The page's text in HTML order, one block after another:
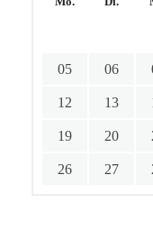
05 06
12 13
19 20
26 27